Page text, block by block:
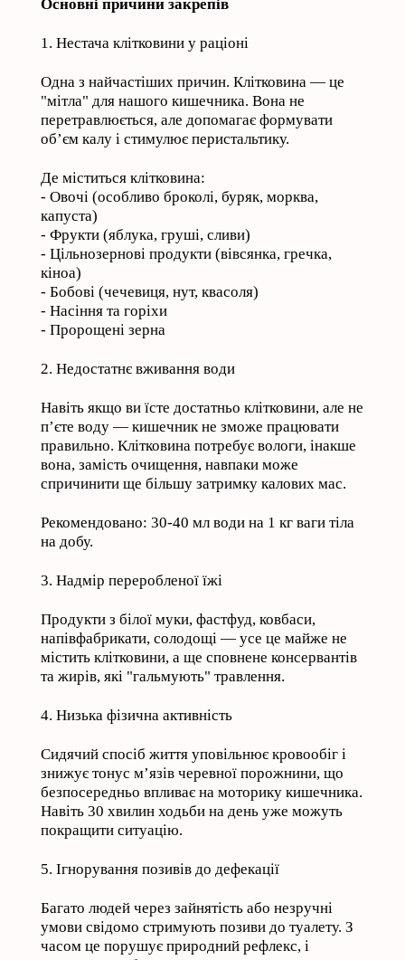
Основні причини закрепів
1. Нестача клітковини у раціоні
Одна з найчастіших причин. Клітковина — це
"мітла" для нашого кишечника. Вона не
перетравлюється, але допомагає формувати
об’єм калу і стимулює перистальтику.
Де міститься клітковина:
- Овочі (особливо броколі, буряк, морква,
капуста)
- Фрукти (яблука, груші, сливи)
- Цільнозернові продукти (вівсянка, гречка,
кіноа)
- Бобові (чечевиця, нут, квасоля)
- Насіння та горіхи
- Пророщені зерна
2. Недостатнє вживання води
Навіть якщо ви їсте достатньо клітковини, але не
п’єте воду — кишечник не зможе працювати
правильно. Клітковина потребує вологи, інакше
вона, замість очищення, навпаки може
спричинити ще більшу затримку калових мас.
Рекомендовано: 30-40 мл води на 1 кг ваги тіла
на добу.
3. Надмір переробленої їжі
Продукти з білої муки, фастфуд, ковбаси,
напівфабрикати, солодощі — усе це майже не
містить клітковини, а ще сповнене консервантів
та жирів, які "гальмують" травлення.
4. Низька фізична активність
Сидячий спосіб життя уповільнює кровообіг і
знижує тонус м’язів черевної порожнини, що
безпосередньо впливає на моторику кишечника.
Навіть 30 хвилин ходьби на день уже можуть
покращити ситуацію.
5. Ігнорування позивів до дефекації
Багато людей через зайнятість або незручні
умови свідомо стримують позиви до туалету. З
часом це порушує природний рефлекс, і